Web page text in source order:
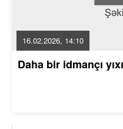
16.02.2026, 14:10
Daha bir idmançı